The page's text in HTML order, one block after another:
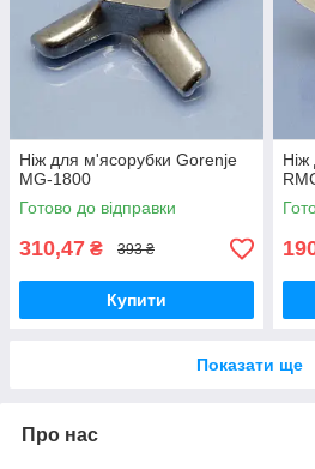
Ніж для м'ясорубки Gorenje
MG-1800
Готово до відправки
310,47 ₴ 393 ₴
Купити
Показати ще
Про нас